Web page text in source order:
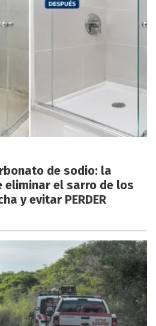
de sodio: la
eliminar el sarro de los
y evitar PERDER